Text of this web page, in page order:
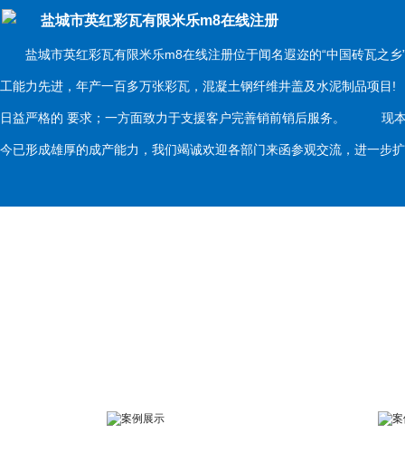
盐城市英红彩瓦有限米乐m8在线注册
盐城市英红彩瓦有限米乐m8在线注册位于闻名遐迩的“中国砖瓦之乡
工能力先进，年产一百多万张彩瓦，混凝土钢纤维井盖及水泥制品项
日益严格的 要求；一方面致力于支援客户完善销前销后服务。 现本
今已形成雄厚的成产能力，我们竭诚欢迎各部门来函参观交流，进一